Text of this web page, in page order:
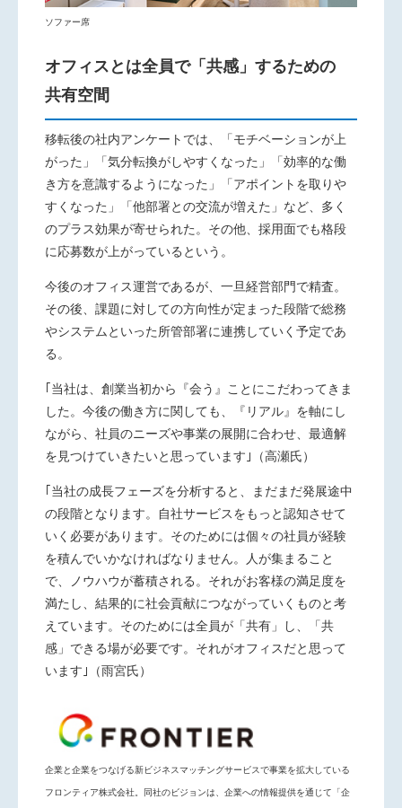
ソファー席
オフィスとは全員で「共感」するための
共有空間
移転後の社内アンケートでは、「モチベーションが上
がった」「気分転換がしやすくなった」「効率的な働
き方を意識するようになった」「アポイントを取りや
すくなった」「他部署との交流が増えた」など、多く
のプラス効果が寄せられた。その他、採用面でも格段
に応募数が上がっているという。
今後のオフィス運営であるが、一旦経営部門で精査。
その後、課題に対しての方向性が定まった段階で総務
やシステムといった所管部署に連携していく予定であ
る。
｢当社は、創業当初から『会う』ことにこだわってきま
した。今後の働き方に関しても、『リアル』を軸にし
ながら、社員のニーズや事業の展開に合わせ、最適解
を見つけていきたいと思っています｣（高瀬氏）
｢当社の成長フェーズを分析すると、まだまだ発展途中
の段階となります。自社サービスをもっと認知させて
いく必要があります。そのためには個々の社員が経験
を積んでいかなければなりません。人が集まること
で、ノウハウが蓄積される。それがお客様の満足度を
満たし、結果的に社会貢献につながっていくものと考
えています。そのためには全員が「共有」し、「共
感」できる場が必要です。それがオフィスだと思って
います｣（雨宮氏）
企業と企業をつなげる新ビジネスマッチングサービスで事業を拡大している
フロンティア株式会社。同社のビジョンは、企業への情報提供を通じて「企